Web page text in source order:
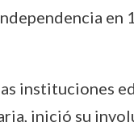
instituciones
inició su